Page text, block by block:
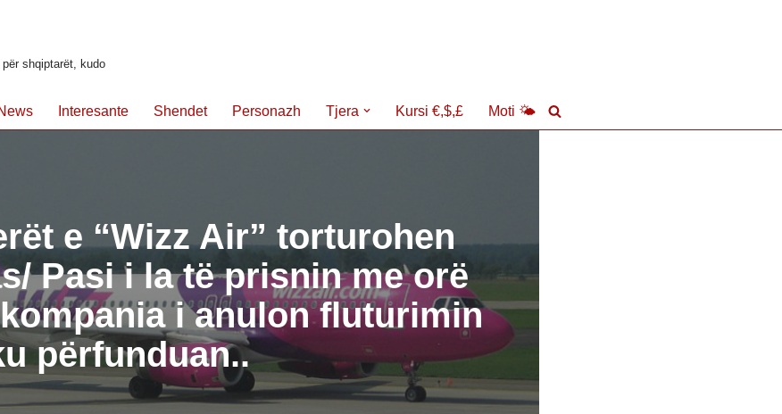
shqiptarët, kudo
Interesante Shendet Personazh Tjera Kursi €,$,£ Moti 🌤
e “Wizz Air” torturohen
Pasi i la të prisnin me orë
i anulon fluturimin
përfunduan..